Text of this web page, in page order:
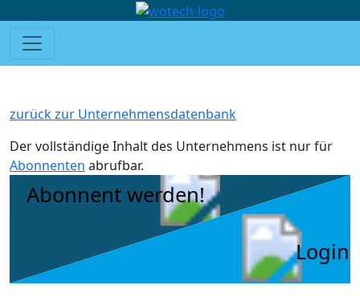
zurück zur Unternehmensdatenbank
Der vollständige Inhalt des Unternehmens ist nur für
Abonnenten abrufbar.
Abonnent werden!
Login